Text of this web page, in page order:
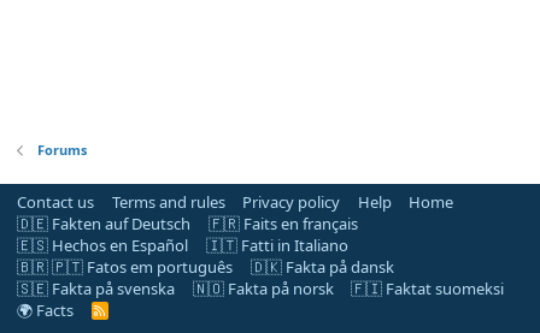
Forums
Contact us Terms and rules Privacy policy Help
Home
🇩🇪 Fakten auf Deutsch
🇫🇷 Faits en français
🇪🇸 Hechos en Español
🇮🇹 Fatti in Italiano
🇧🇷 🇵🇹 Fatos em português
🇩🇰 Fakta på dansk
🇸🇪 Fakta på svenska
🇳🇴 Fakta på norsk
🇫🇮 Faktat suomeksi
🌍 Facts
R